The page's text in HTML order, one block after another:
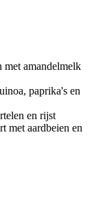
met amandelmelk
paprika's en
en rijst
met aardbeien en